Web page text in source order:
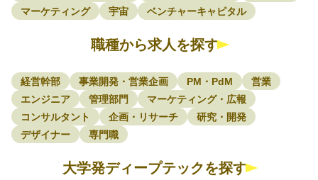
マーケティング
宇宙 ベンチャーキャピタル
職種から求人を探す
経営幹部 事業開発・営業企画 PM・PdM
営業
エンジニア
管理部門
マーケティング・広報
コンサルタント
企画・リサーチ
研究・開発
デザイナー
専門職
大学発ディープテックを探す